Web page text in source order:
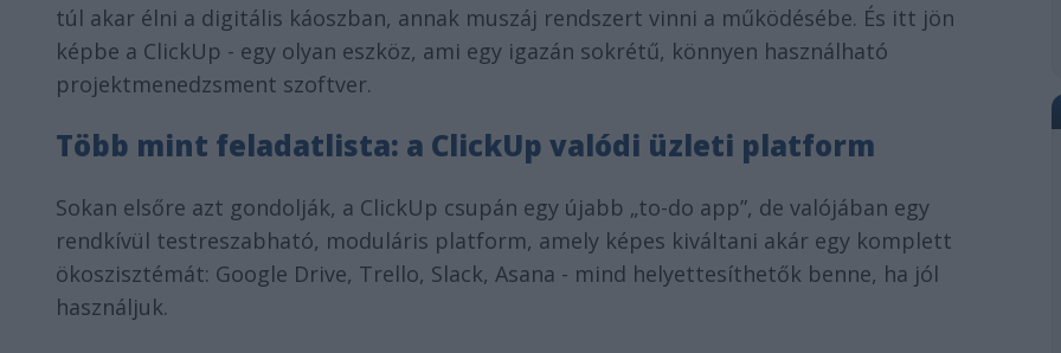
túl akar élni a digitális káoszban, annak muszáj rendszert vinni a működésébe. És itt jön
képbe a ClickUp - egy olyan eszköz, ami egy igazán sokrétű, könnyen használható
projektmenedzsment szoftver.
Több mint feladatlista: a ClickUp valódi üzleti platform
Sokan elsőre azt gondolják, a ClickUp csupán egy újabb „to-do app”, de valójában egy
rendkívül testreszabható, moduláris platform, amely képes kiváltani akár egy komplett
ökoszisztémát: Google Drive, Trello, Slack, Asana - mind helyettesíthetők benne, ha jól
használjuk.